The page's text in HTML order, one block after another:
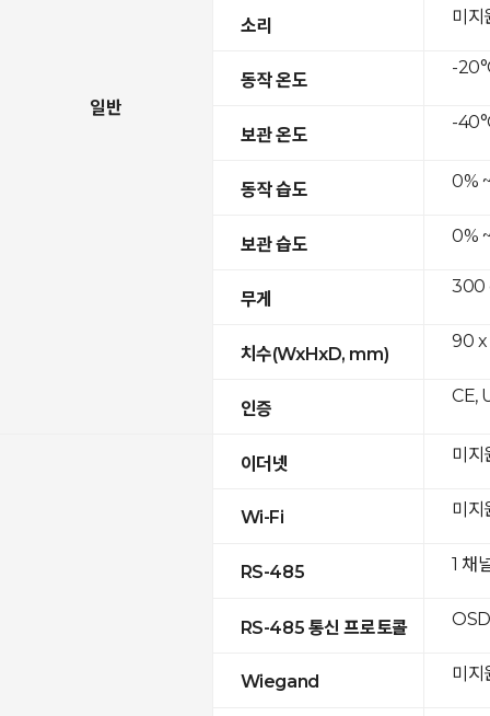
일반
소리
동작 온도
보관 온도
동작 습도
보관 습도
무게
치수(WxHxD, mm)
인증
이더넷
Wi-Fi
RS-485
RS-485 통신 프로토콜
Wiegand
미지
-
-
0%
0%
300
90 x
CE,
미지
미지
1 채
미지